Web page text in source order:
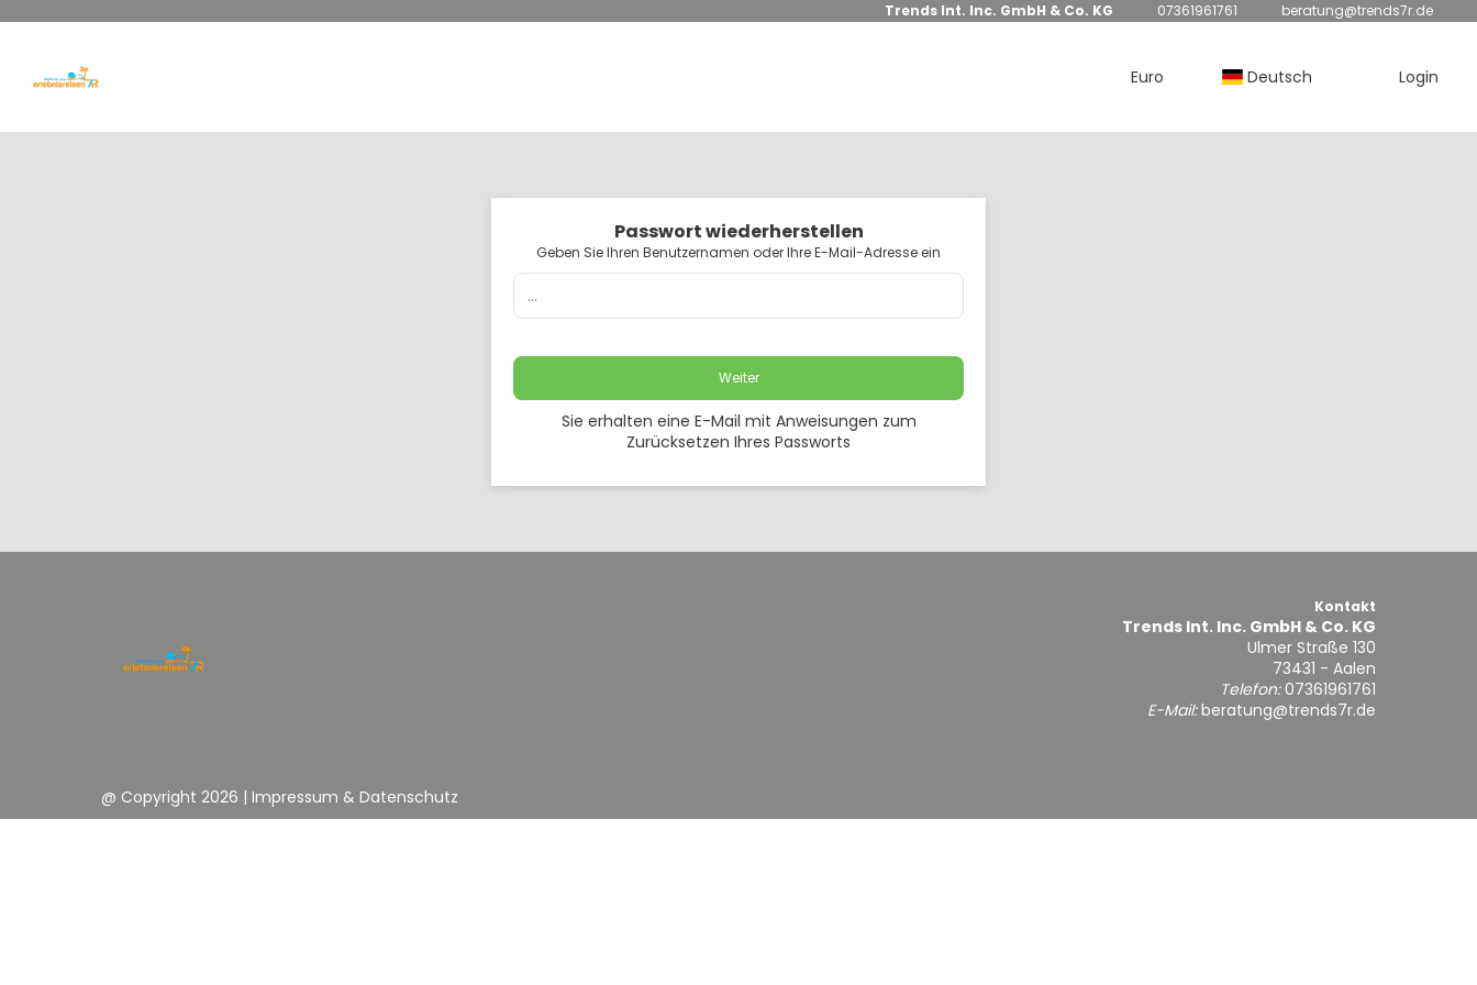
Trends Int. Inc. GmbH & Co. KG 07361961761 beratung@trends7r.de
Euro Deutsch Login
Passwort wiederherstellen
Geben Sie Ihren Benutzernamen oder Ihre E-Mail-Adresse ein
Weiter
Sie erhalten eine E-Mail mit Anweisungen zum
Zurücksetzen Ihres Passworts
Kontakt
Trends Int. Inc. GmbH & Co. KG
Ulmer Straße 130
73431 - Aalen
Telefon:07361961761
E-Mail:beratung@trends7r.de
@ Copyright 2026 | Impressum & Datenschutz